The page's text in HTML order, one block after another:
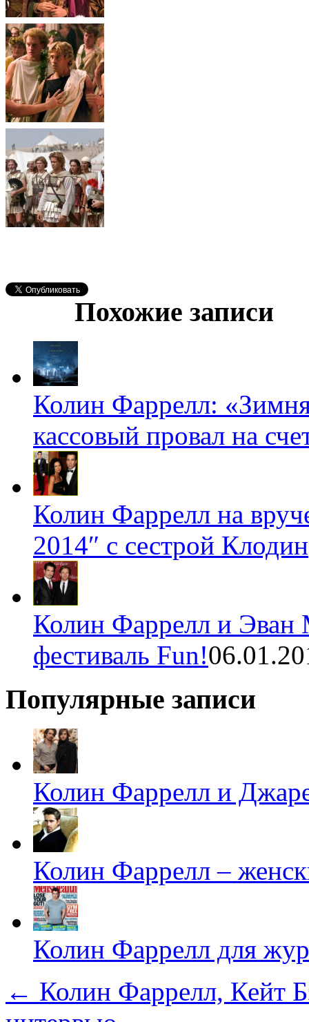
Похожие записи
Колин Фаррелл:
кассовый провал на
Колин Фаррелл на
2014″ с сестрой Клодин
Колин Фаррелл и Эван
фестиваль Fun!
Популярные записи
Колин Фаррелл и
Колин Фаррелл –
Колин Фаррелл для
← Колин Фаррелл, Кейт